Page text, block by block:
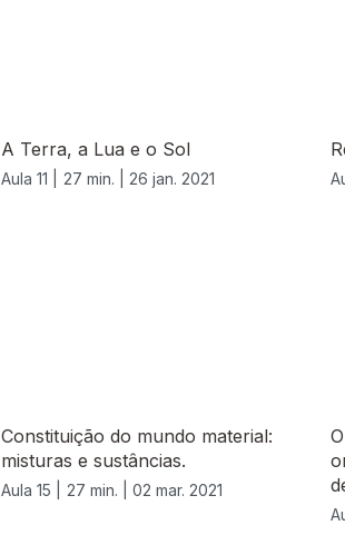
A Terra, a Lua e o Sol
Aula 11 | 27 min. | 26 jan. 2021
Constituição do mundo material:
misturas e sustâncias.
Aula 15 | 27 min. | 02 mar. 2021